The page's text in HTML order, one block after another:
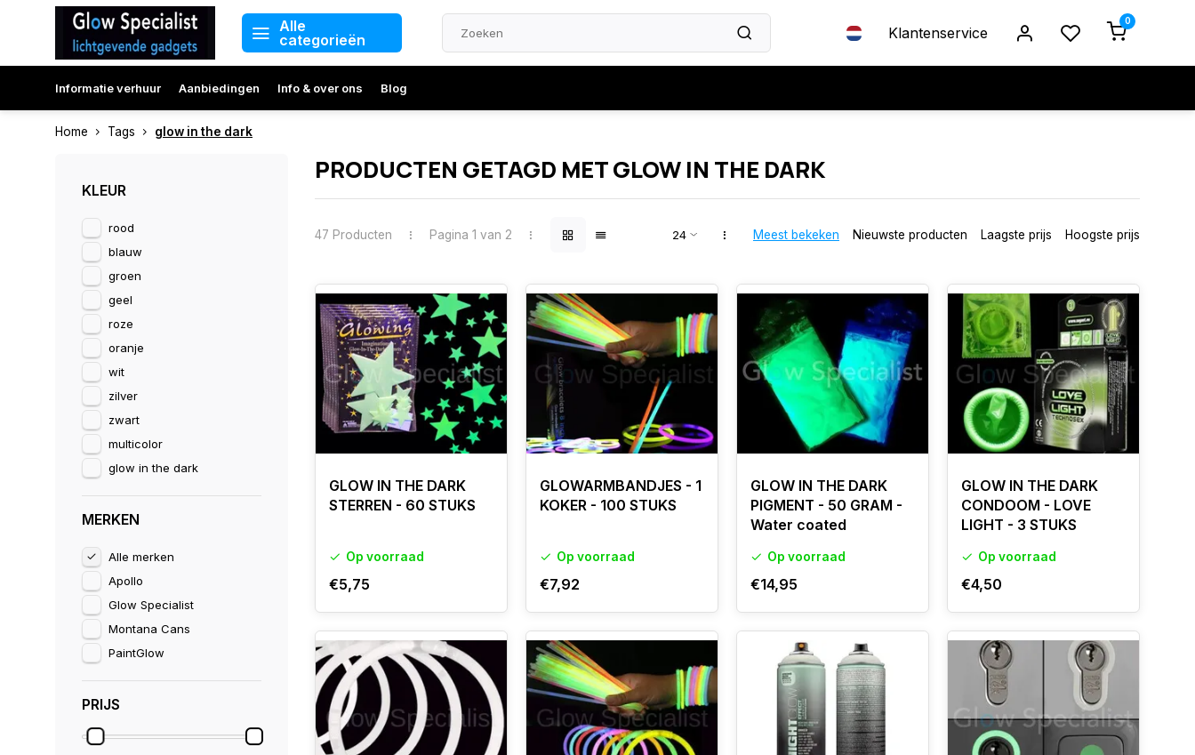
Alle
categorieën
Klantenservice
0
Informatie verhuur Aanbiedingen Info & over ons Blog
Home Tags glow in the dark
KLEUR
rood
blauw
groen
geel
roze
oranje
wit
zilver
zwart
multicolor
glow in the dark
MERKEN
Alle merken
Apollo
Glow Specialist
Montana Cans
PaintGlow
PRIJS
PRODUCTEN GETAGD MET GLOW IN THE DARK
47 Producten Pagina 1 van 2 Meest bekeken Nieuwste producten Laagste prijs Hoogste prijs
GLOW IN THE DARK
STERREN - 60 STUKS
Op voorraad
€5,75
GLOWARMBANDJES - 1
KOKER - 100 STUKS
Op voorraad
€7,92
GLOW IN THE DARK
PIGMENT - 50 GRAM -
Water coated
Op voorraad
€14,95
GLOW IN THE DARK
CONDOOM - LOVE
LIGHT - 3 STUKS
Op voorraad
€4,50